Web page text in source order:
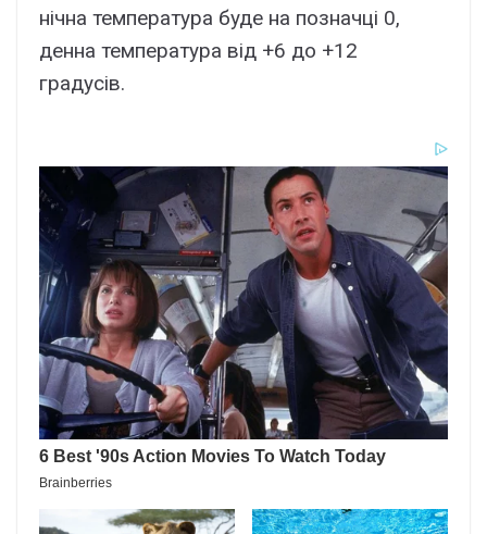
нічна температура буде на позначці 0,
денна температура від +6 до +12
градусів.